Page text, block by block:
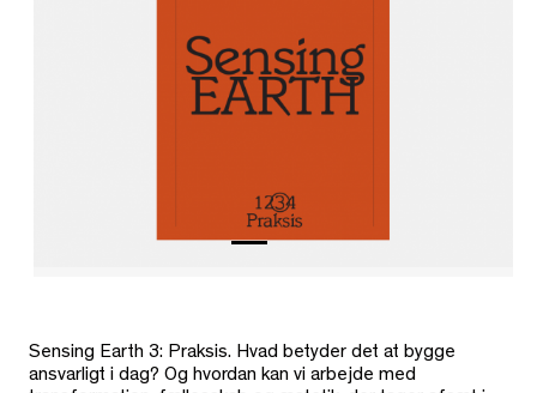
Sensing Earth 3: Praksis. Hvad betyder det at bygge
ansvarligt i dag? Og hvordan kan vi arbejde med